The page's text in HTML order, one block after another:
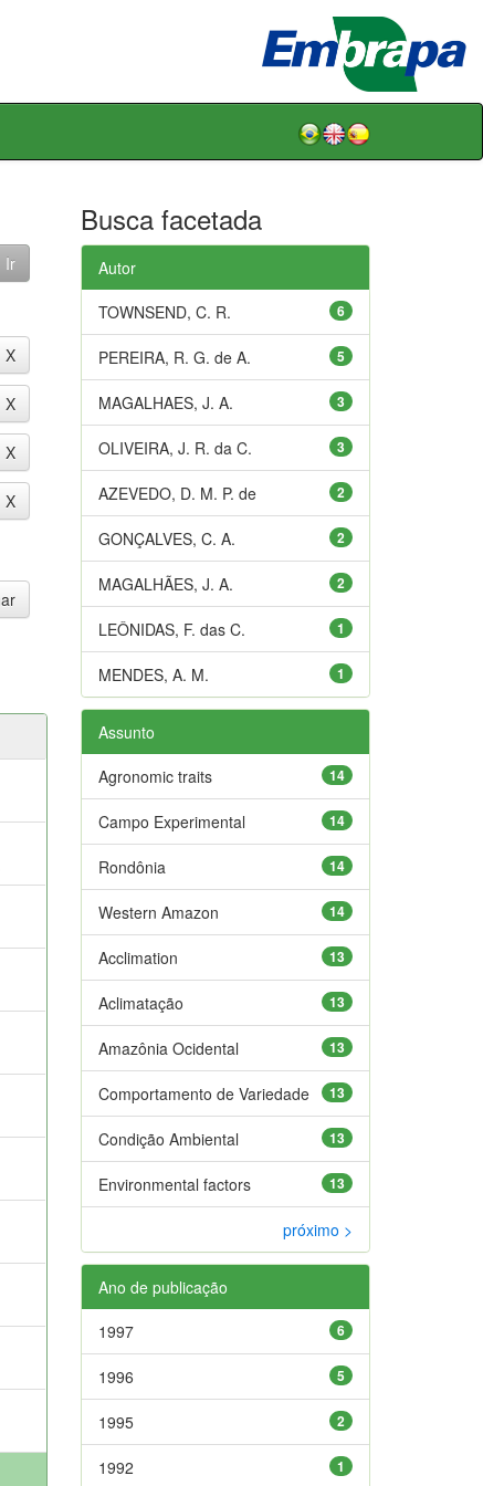
Busca facetada
Autor
6
TOWNSEND, C. R.
5
PEREIRA, R. G. de A.
3
MAGALHAES, J. A.
3
OLIVEIRA, J. R. da C.
2
AZEVEDO, D. M. P. de
2
GONÇALVES, C. A.
2
MAGALHÃES, J. A.
1
LEÔNIDAS, F. das C.
1
MENDES, A. M.
Assunto
14
Agronomic traits
14
Campo Experimental
14
Rondônia
14
Western Amazon
13
Acclimation
13
Aclimatação
13
Amazônia Ocidental
13
Comportamento de Variedade
13
Condição Ambiental
13
Environmental factors
próximo >
Ano de publicação
6
1997
5
1996
2
1995
1
1992